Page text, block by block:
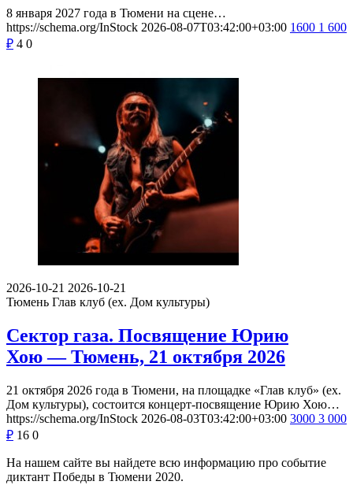
8 января 2027 года в Тюмени на сцене…
https://schema.org/InStock 2026-08-07T03:42:00+03:00 1600 1 600
₽ 4 0
2026-10-21 2026-10-21
Тюмень Глав клуб (ex. Дом культуры)
Сектор газа. Посвящение Юрию
Хою — Тюмень, 21 октября 2026
21 октября 2026 года в Тюмени, на площадке «Глав клуб» (ex.
Дом культуры), состоится концерт-посвящение Юрию Хою…
https://schema.org/InStock 2026-08-03T03:42:00+03:00 3000 3 000
₽ 16 0
На нашем сайте вы найдете всю информацию про событие
диктант Победы в Тюмени 2020.